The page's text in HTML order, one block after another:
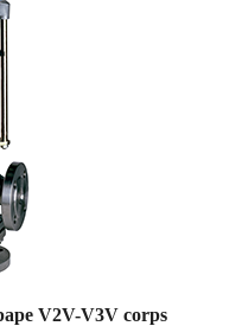
V2V-V3V corps